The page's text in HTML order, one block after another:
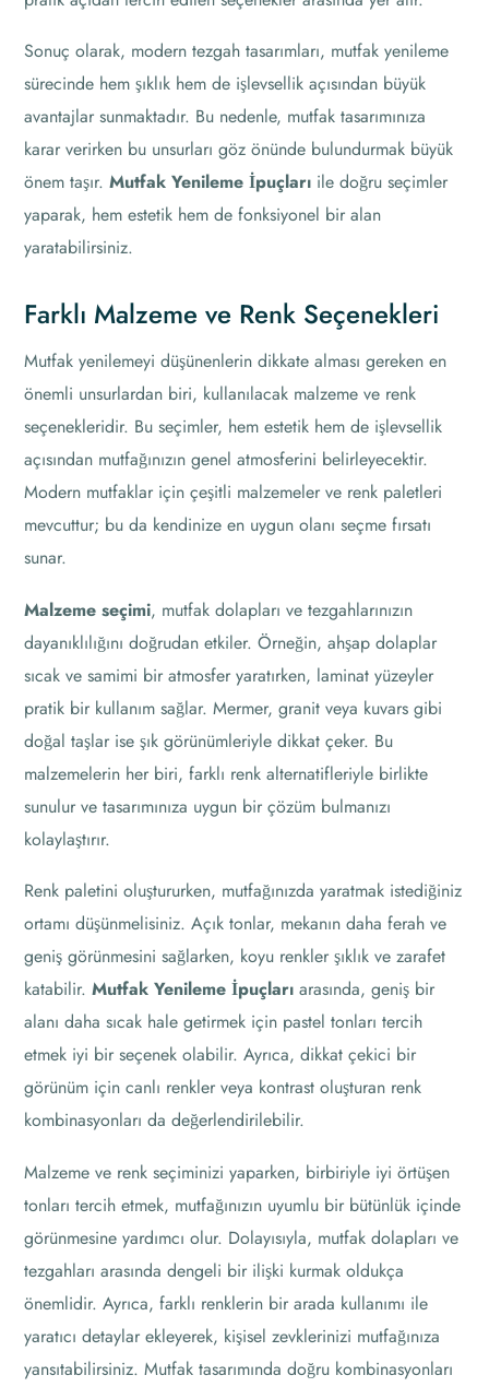
Sonuç olarak, modern tezgah tasarımları, mutfak yenileme
sürecinde hem şıklık hem de işlevsellik açısından büyük
avantajlar sunmaktadır. Bu nedenle, mutfak tasarımınıza
karar verirken bu unsurları göz önünde bulundurmak büyük
önem taşır.Mutfak Yenileme İpuçları ile doğru seçimler
yaparak, hem estetik hem de fonksiyonel bir alan
yaratabilirsiniz.
Farklı Malzeme ve Renk Seçenekleri
Mutfak yenilemeyi düşünenlerin dikkate alması gereken en
önemli unsurlardan biri, kullanılacak malzeme ve renk
seçenekleridir. Bu seçimler, hem estetik hem de işlevsellik
açısından mutfağınızın genel atmosferini belirleyecektir.
Modern mutfaklar için çeşitli malzemeler ve renk paletleri
mevcuttur; bu da kendinize en uygun olanı seçme fırsatı
sunar.
Malzeme seçimi, mutfak dolapları ve tezgahlarınızın
dayanıklılığını doğrudan etkiler. Örneğin, ahşap dolaplar
sıcak ve samimi bir atmosfer yaratırken, laminat yüzeyler
pratik bir kullanım sağlar. Mermer, granit veya kuvars gibi
doğal taşlar ise şık görünümleriyle dikkat çeker. Bu
malzemelerin her biri, farklı renk alternatifleriyle birlikte
sunulur ve tasarımınıza uygun bir çözüm bulmanızı
kolaylaştırır.
Renk paletini oluştururken, mutfağınızda yaratmak istediğiniz
ortamı düşünmelisiniz. Açık tonlar, mekanın daha ferah ve
geniş görünmesini sağlarken, koyu renkler şıklık ve zarafet
katabilir.Mutfak Yenileme İpuçları arasında, geniş bir
alanı daha sıcak hale getirmek için pastel tonları tercih
etmek iyi bir seçenek olabilir. Ayrıca, dikkat çekici bir
görünüm için canlı renkler veya kontrast oluşturan renk
kombinasyonları da değerlendirilebilir.
Malzeme ve renk seçiminizi yaparken, birbiriyle iyi örtüşen
tonları tercih etmek, mutfağınızın uyumlu bir bütünlük içinde
görünmesine yardımcı olur. Dolayısıyla, mutfak dolapları ve
tezgahları arasında dengeli bir ilişki kurmak oldukça
önemlidir. Ayrıca, farklı renklerin bir arada kullanımı ile
yaratıcı detaylar ekleyerek, kişisel zevklerinizi mutfağınıza
yansıtabilirsiniz. Mutfak tasarımında doğru kombinasyonları